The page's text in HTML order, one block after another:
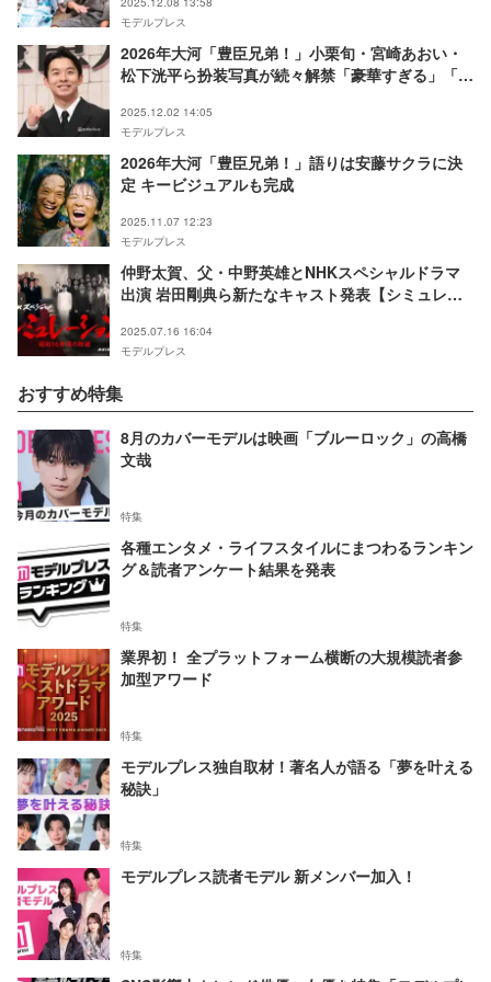
ー前編】
モデルプレス
2026年大河「豊臣兄弟！」小栗旬・宮崎あおい・
松下洸平ら扮装写真が続々解禁「豪華すぎる」「キ
2025.12.02 14:05
モデルプレス
2026年大河「豊臣兄弟！」語りは安藤サクラに決
定 キービジュアルも完成
2025.11.07 12:23
モデルプレス
仲野太賀、父・中野英雄とNHKスペシャルドラマ
出演 岩田剛典ら新たなキャスト発表【シミュレー
2025.07.16 16:04
モデルプレス
おすすめ特集
8月のカバーモデルは映画「ブルーロック」の高橋
文哉
特集
各種エンタメ・ライフスタイルにまつわるランキン
グ＆読者アンケート結果を発表
特集
業界初！ 全プラットフォーム横断の大規模読者参
加型アワード
特集
モデルプレス独自取材！著名人が語る「夢を叶える
秘訣」
特集
モデルプレス読者モデル 新メンバー加入！
特集